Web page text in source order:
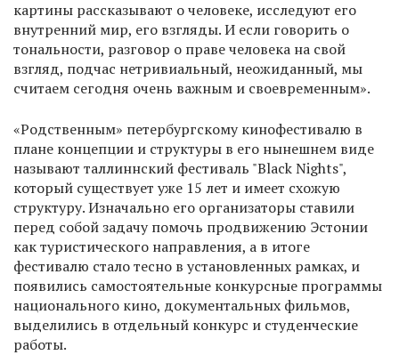
картины рассказывают о человеке, исследуют его
внутренний мир, его взгляды. И если говорить о
тональности, разговор о праве человека на свой
взгляд, подчас нетривиальный, неожиданный, мы
считаем сегодня очень важным и своевременным».
«Родственным» петербургскому кинофестивалю в
плане концепции и структуры в его нынешнем виде
называют таллиннский фестиваль "Black Nights",
который существует уже 15 лет и имеет схожую
структуру. Изначально его организаторы ставили
перед собой задачу помочь продвижению Эстонии
как туристического направления, а в итоге
фестивалю стало тесно в установленных рамках, и
появились самостоятельные конкурсные программы
национального кино, документальных фильмов,
выделились в отдельный конкурс и студенческие
работы.